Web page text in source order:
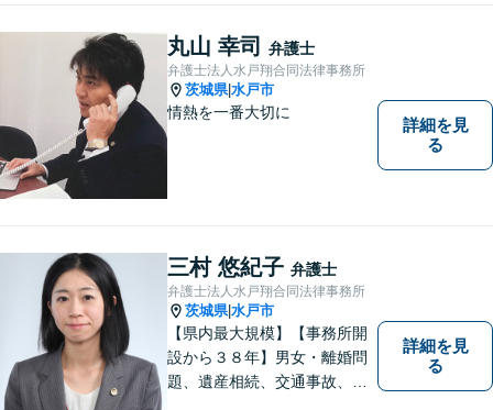
丸山 幸司 弁護士
弁護士法人水戸翔合同法律事務所
茨城県|水戸市
情熱を一番大切に
詳細を見
る
三村 悠紀子 弁護士
弁護士法人水戸翔合同法律事務所
茨城県|水戸市
【県内最大規模】【事務所開
設から３８年】男女・離婚問
題、遺産相続、交通事故、労
詳細を見
る